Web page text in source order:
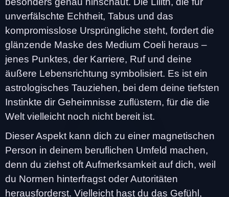
unverfälschte Echtheit, Tabus und das
kompromisslose Ursprüngliche steht, fordert die
glänzende Maske des Medium Coeli heraus –
jenes Punktes, der Karriere, Ruf und deine
äußere Lebensrichtung symbolisiert. Es ist ein
astrologisches Tauziehen, bei dem deine tiefsten
Instinkte dir Geheimnisse zuflüstern, für die die
Welt vielleicht noch nicht bereit ist.
Dieser Aspekt kann dich zu einer magnetischen
Person in deinem beruflichen Umfeld machen,
denn du ziehst oft Aufmerksamkeit auf dich, weil
du Normen hinterfragst oder Autoritäten
herausforderst. Vielleicht hast du das Gefühl,